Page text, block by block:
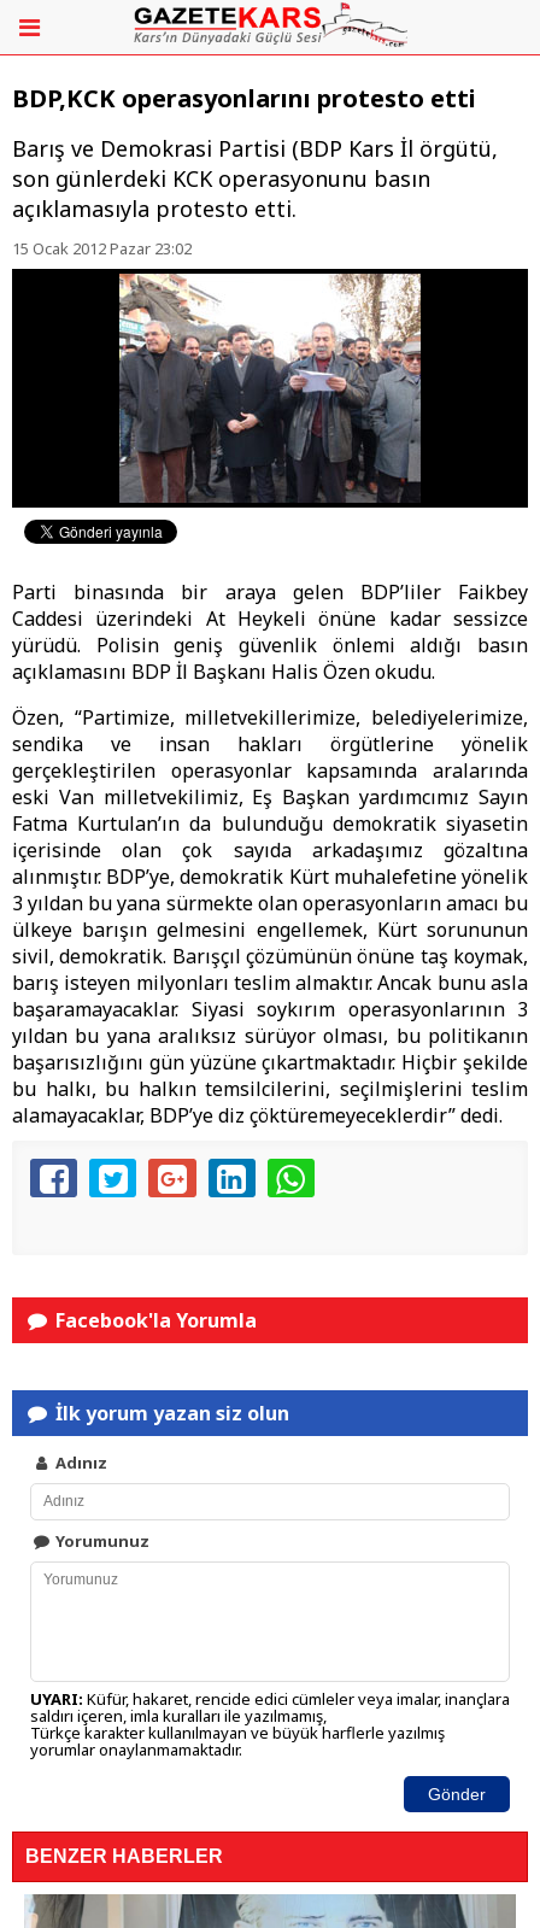
BDP,KCK operasyonlarını protesto etti
Barış ve Demokrasi Partisi (BDP Kars İl örgütü,
son günlerdeki KCK operasyonunu basın
açıklamasıyla protesto etti.
15 Ocak 2012 Pazar 23:02
Parti binasında bir araya gelen BDP’liler Faikbey
Caddesi üzerindeki At Heykeli önüne kadar sessizce
yürüdü. Polisin geniş güvenlik önlemi aldığı basın
açıklamasını BDP İl Başkanı Halis Özen okudu.
Özen, “Partimize, milletvekillerimize, belediyelerimize,
sendika ve insan hakları örgütlerine yönelik
gerçekleştirilen operasyonlar kapsamında aralarında
eski Van milletvekilimiz, Eş Başkan yardımcımız Sayın
Fatma Kurtulan’ın da bulunduğu demokratik siyasetin
içerisinde olan çok sayıda arkadaşımız gözaltına
alınmıştır. BDP’ye, demokratik Kürt muhalefetine yönelik
3 yıldan bu yana sürmekte olan operasyonların amacı bu
ülkeye barışın gelmesini engellemek, Kürt sorununun
sivil, demokratik. Barışçıl çözümünün önüne taş koymak,
barış isteyen milyonları teslim almaktır. Ancak bunu asla
başaramayacaklar. Siyasi soykırım operasyonlarının 3
yıldan bu yana aralıksız sürüyor olması, bu politikanın
başarısızlığını gün yüzüne çıkartmaktadır. Hiçbir şekilde
bu halkı, bu halkın temsilcilerini, seçilmişlerini teslim
alamayacaklar, BDP’ye diz çöktüremeyeceklerdir” dedi.
Facebook'la Yorumla
İlk yorum yazan siz olun
Adınız
Yorumunuz
UYARI: Küfür, hakaret, rencide edici cümleler veya imalar, inançlara
saldırı içeren, imla kuralları ile yazılmamış,
Türkçe karakter kullanılmayan ve büyük harflerle yazılmış
yorumlar onaylanmamaktadır.
Gönder
BENZER HABERLER